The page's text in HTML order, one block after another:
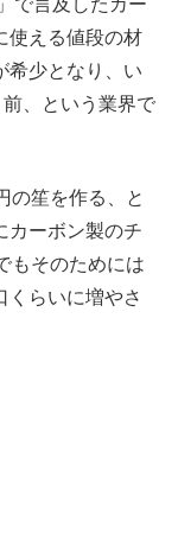
で言及したカー
使える値段の材
希少となり、い
、という業界で
の笙を作る、と
カーボン製のチ
もそのためには
くらいに増やさ